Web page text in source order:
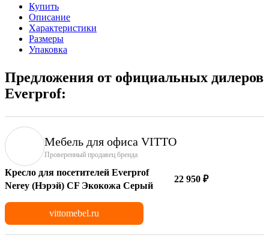
Купить
Описание
Характеристики
Размеры
Упаковка
Предложения от официальных дилеров
Everprof:
Мебель для офиса VITTO
Проверенный продавец бренда
Кресло для посетителей Everprof
Nerey (Нэрэй) CF Экокожа Серый
22 950 ₽
vittomebel.ru